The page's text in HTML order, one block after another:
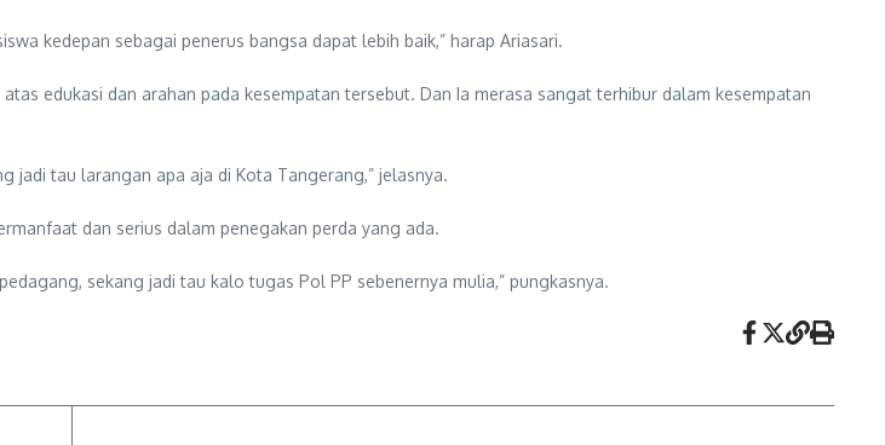
kedepan sebagai penerus bangsa dapat lebih baik,” harap Ariasari.
edukasi dan arahan pada kesempatan tersebut. Dan Ia merasa sangat terhibur dalam kesempatan
jadi tau larangan apa aja di Kota Tangerang,” jelasnya.
dan serius dalam penegakan perda yang ada.
sekang jadi tau kalo tugas Pol PP sebenernya mulia,” pungkasnya.